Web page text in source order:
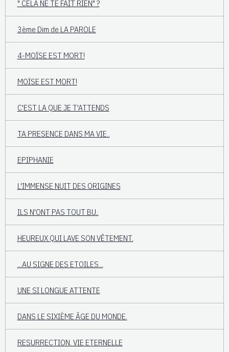
" CELA NE TE FAIT RIEN" ?
3ème Dim de LA PAROLE
4-MOÏSE EST MORT!
MOÏSE EST MORT!
C'EST LA QUE JE T'ATTENDS
TA PRESENCE DANS MA VIE..
EPIPHANIE
L'IMMENSE NUIT DES ORIGINES
ILS N'ONT PAS TOUT BU..
HEUREUX QUI LAVE SON VÊTEMENT.
...AU SIGNE DES ETOILES...
UNE SI LONGUE ATTENTE
DANS LE SIXIÈME ÂGE DU MONDE.
RESURRECTION. VIE ETERNELLE